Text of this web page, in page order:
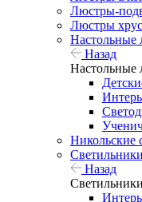
Люстры-
Люстры
Настольные
Назад
Настольные
Никольские
Назад